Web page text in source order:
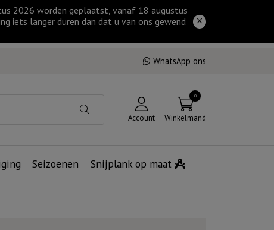
2026 worden geplaatst, vanaf 18 augustus
iets langer duren dan dat u van ons gewend
WhatsApp ons
Account
0
Winkelmand
Seizoenen Snijplank op maat